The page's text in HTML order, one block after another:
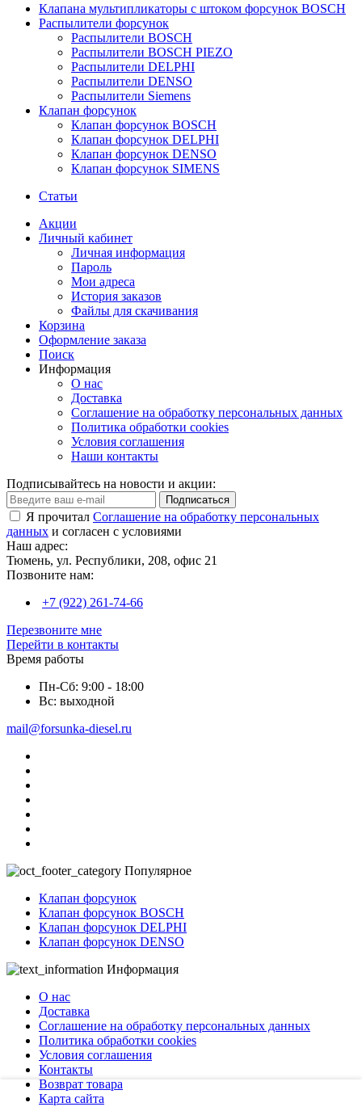
Клапана мультипликаторы с штоком форсунок BOSCH
Распылители форсунок
Распылители BOSCH
Распылители BOSCH PIEZO
Распылители DELPHI
Распылители DENSO
Распылители Siemens
Клапан форсунок
Клапан форсунок BOSCH
Клапан форсунок DELPHI
Клапан форсунок DENSO
Клапан форсунок SIMENS
Статьи
Акции
Личный кабинет
Личная информация
Пароль
Мои адреса
История заказов
Файлы для скачивания
Корзина
Оформление заказа
Поиск
Информация
О нас
Доставка
Соглашение на обработку персональных данных
Политика обработки cookies
Условия соглашения
Наши контакты
Подписывайтесь на новости и акции:
Подписаться
Я прочитал Соглашение на обработку персональных
данных и согласен с условиями
Наш адрес:
Тюмень, ул. Республики, 208, офис 21
Позвоните нам:
+7 (922) 261-74-66
Перезвоните мне
Перейти в контакты
Время работы
Пн-Сб: 9:00 - 18:00
Вс: выходной
mail@forsunka-diesel.ru
Популярное
Клапан форсунок
Клапан форсунок BOSCH
Клапан форсунок DELPHI
Клапан форсунок DENSO
Информация
О нас
Доставка
Соглашение на обработку персональных данных
Политика обработки cookies
Условия соглашения
Контакты
Возврат товара
Карта сайта